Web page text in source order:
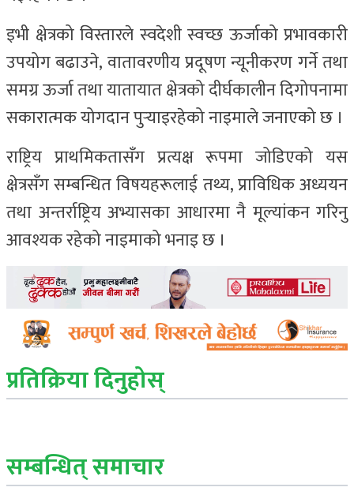
इभी क्षेत्रको विस्तारले स्वदेशी स्वच्छ ऊर्जाको प्रभावकारी
उपयोग बढाउने, वातावरणीय प्रदूषण न्यूनीकरण गर्ने तथा
समग्र ऊर्जा तथा यातायात क्षेत्रको दीर्घकालीन दिगोपनामा
सकारात्मक योगदान पुर्‍याइरहेको नाइमाले जनाएको छ ।
राष्ट्रिय प्राथमिकतासँग प्रत्यक्ष रूपमा जोडिएको यस
क्षेत्रसँग सम्बन्धित विषयहरूलाई तथ्य, प्राविधिक अध्ययन
तथा अन्तर्राष्ट्रिय अभ्यासका आधारमा नै मूल्यांकन गरिनु
आवश्यक रहेको नाइमाको भनाइ छ ।
प्रतिक्रिया दिनुहोस्
सम्बन्धित् समाचार